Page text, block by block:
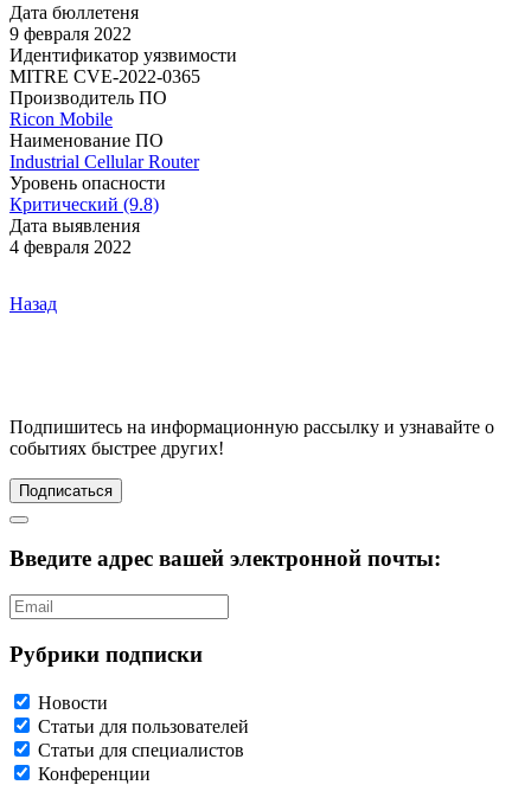
Дата бюллетеня
9 февраля 2022
Идентификатор уязвимости
MITRE CVE-2022-0365
Производитель ПО
Ricon Mobile
Наименование ПО
Industrial Cellular Router
Уровень опасности
Критический (9.8)
Дата выявления
4 февраля 2022
Назад
Подпишитесь на информационную рассылку и узнавайте о
событиях быстрее других!
Подписаться
Введите адрес вашей электронной почты:
Рубрики подписки
Новости
Статьи для пользователей
Статьи для специалистов
Конференции